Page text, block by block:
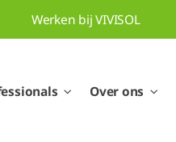
Werken bij VIVISOL
Over ons